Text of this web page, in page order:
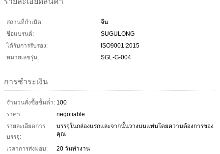
สถานที่กำเนิด:
จีน
ชื่อแบรนด์:
SUGULONG
ได้รับการรับรอง:
ISO9001:2015
หมายเลขรุ่น:
SGL-G-004
การชำระเงิน
จำนวนสั่งซื้อขั้นต่ำ: 100
ราคา:
negotiable
รายละเอียดการ
บรรจุ:
บรรจุในกล่องแรกและจากนั้นวางบนแท่นโดยความต้องการของ
คุณ
เวลาการส่งมอบ:
20 วันทำงาน